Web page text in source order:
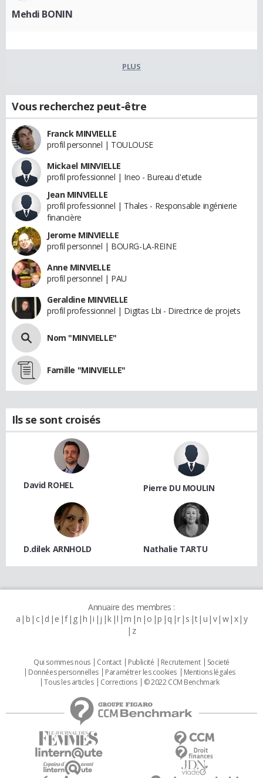
Mehdi BONIN
PLUS
Vous recherchez peut-être
Franck MINVIELLE
profil personnel | TOULOUSE
Mickael MINVIELLE
profil professionnel | Ineo - Bureau d'etude
Jean MINVIELLE
profil professionnel | Thales - Responsable ingénierie
financière
Jerome MINVIELLE
profil personnel | BOURG-LA-REINE
Anne MINVIELLE
profil personnel | PAU
Geraldine MINVIELLE
profil professionnel | Digitas Lbi - Directrice de projets
Nom "MINVIELLE"
Famille "MINVIELLE"
Ils se sont croisés
David ROHEL Pierre DU MOULIN
D.dilek ARNHOLD Nathalie TARTU
Annuaire des membres :
a b c d e f g h i j k l m n o p q r s t u v w x y
z
Qui sommes nous Contact Publicité Recrutement
Societé
Données personnelles
Paramétrer les cookies
Mentions légales
Tous les articles
Corrections © 2022 CCM Benchmark